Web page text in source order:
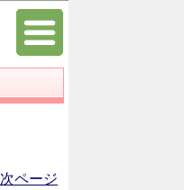
次ページ